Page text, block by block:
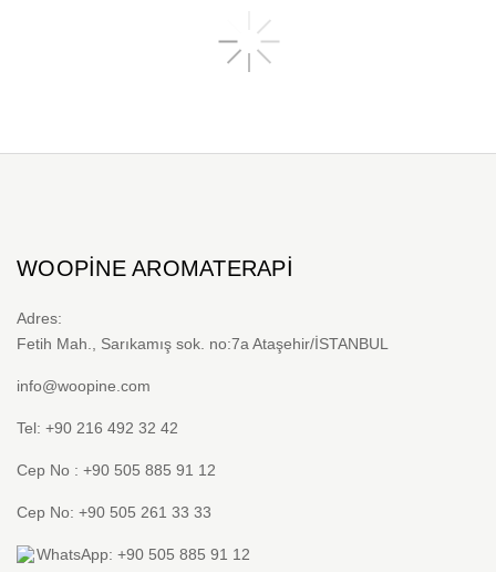
WOOPINE AROMATERAPI
Adres:
Fetih Mah., Sarıkamış sok. no:7a Ataşehir/İSTANBUL
info@woopine.com
Tel: +90 216 492 32 42
Cep No : +90 505 885 91 12
Cep No: +90 505 261 33 33
WhatsApp: +90 505 885 91 12